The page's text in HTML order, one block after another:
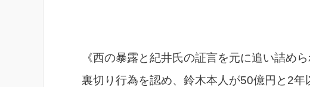
《西の暴露と紀井氏の証言を元に追い詰め
裏切り行為を認め、鈴木本人が50億円と2年